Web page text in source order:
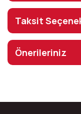
Taksit
Önerileriniz